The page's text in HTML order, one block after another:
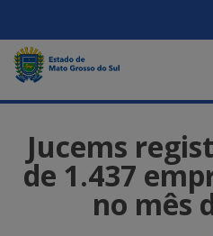
Jucems
de 1.437
no mês